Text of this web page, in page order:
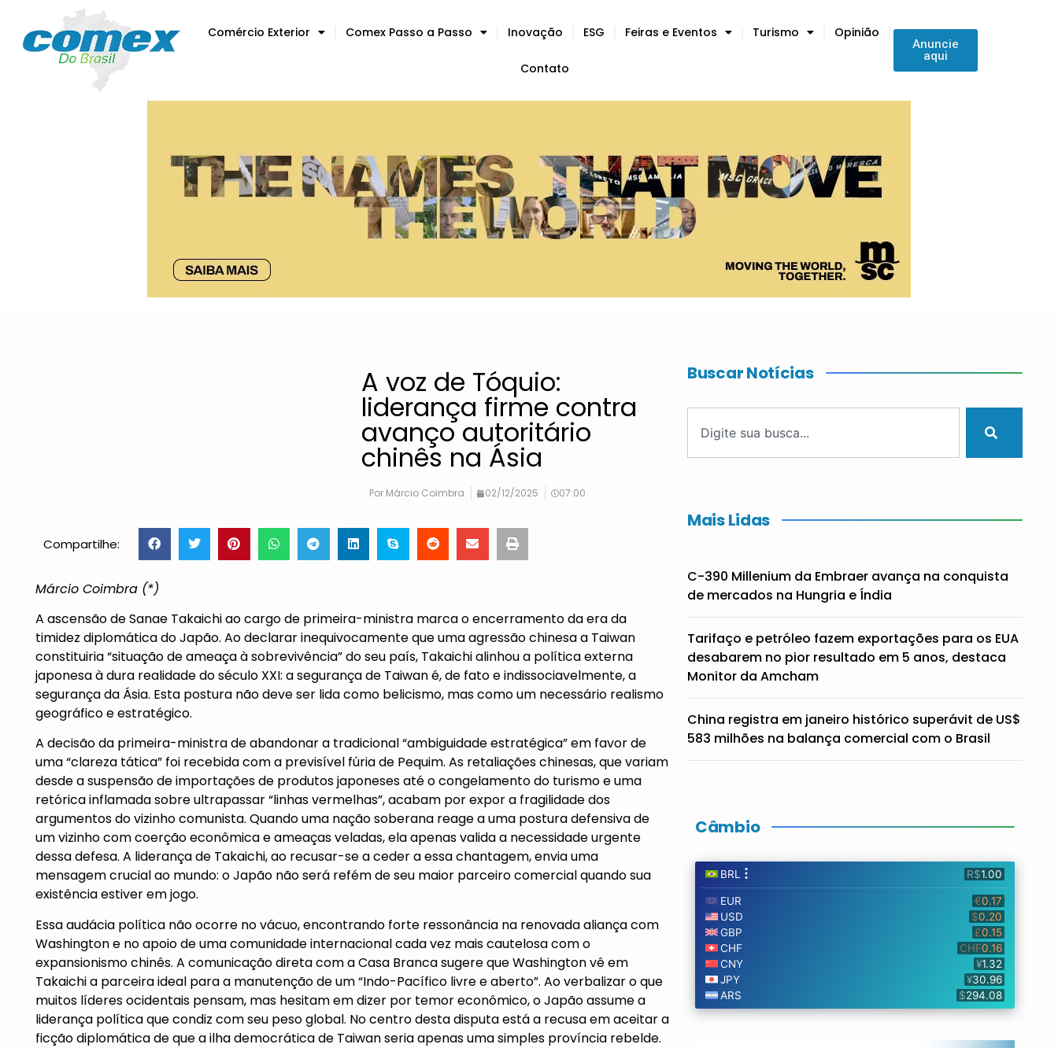
Comércio Exterior Comex Passo a Passo Inovação ESG Feiras e Eventos Turismo Opinião
Contato
Anuncie
aqui
A voz de Tóquio:
liderança firme contra
avanço autoritário
chinês na Ásia
Por Márcio Coimbra 02/12/2025 07:00
Compartilhe:
Márcio Coimbra (*)
A ascensão de Sanae Takaichi ao cargo de primeira-ministra marca o encerramento da era da
timidez diplomática do Japão. Ao declarar inequivocamente que uma agressão chinesa a Taiwan
constituiria “situação de ameaça à sobrevivência” do seu país, Takaichi alinhou a política externa
japonesa à dura realidade do século XXI: a segurança de Taiwan é, de fato e indissociavelmente, a
segurança da Ásia. Esta postura não deve ser lida como belicismo, mas como um necessário realismo
geográfico e estratégico.
A decisão da primeira-ministra de abandonar a tradicional “ambiguidade estratégica” em favor de
uma “clareza tática” foi recebida com a previsível fúria de Pequim. As retaliações chinesas, que variam
desde a suspensão de importações de produtos japoneses até o congelamento do turismo e uma
retórica inflamada sobre ultrapassar “linhas vermelhas”, acabam por expor a fragilidade dos
argumentos do vizinho comunista. Quando uma nação soberana reage a uma postura defensiva de
um vizinho com coerção econômica e ameaças veladas, ela apenas valida a necessidade urgente
dessa defesa. A liderança de Takaichi, ao recusar-se a ceder a essa chantagem, envia uma
mensagem crucial ao mundo: o Japão não será refém de seu maior parceiro comercial quando sua
existência estiver em jogo.
Essa audácia política não ocorre no vácuo, encontrando forte ressonância na renovada aliança com
Washington e no apoio de uma comunidade internacional cada vez mais cautelosa com o
expansionismo chinês. A comunicação direta com a Casa Branca sugere que Washington vê em
Takaichi a parceira ideal para a manutenção de um “Indo-Pacífico livre e aberto”. Ao verbalizar o que
muitos líderes ocidentais pensam, mas hesitam em dizer por temor econômico, o Japão assume a
liderança política que condiz com seu peso global. No centro desta disputa está a recusa em aceitar a
ficção diplomática de que a ilha democrática de Taiwan seria apenas uma simples província rebelde.
Buscar Notícias
Mais Lidas
C-390 Millenium da Embraer avança na conquista
de mercados na Hungria e Índia
Tarifaço e petróleo fazem exportações para os EUA
desabarem no pior resultado em 5 anos, destaca
Monitor da Amcham
China registra em janeiro histórico superávit de US$
583 milhões na balança comercial com o Brasil
Câmbio